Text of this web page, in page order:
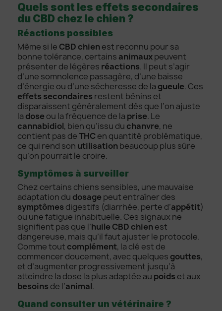
Quels sont les effets secondaires
du CBD chez le chien ?
Réactions possibles
Même si le CBD chienest reconnu pour sa
bonne tolérance, certains animauxpeuvent
présenter de légères réactions. Il peut s’agir
d’une somnolence passagère, d’une baisse
d’énergie ou d’une sécheresse de la gueule. Ces
effets secondaires restent bénins et
disparaissent généralement dès que l’on ajuste
la dose ou la fréquence de la prise. Le
cannabidiol, bien qu’issu du chanvre, ne
contient pas deTHCen quantité problématique,
ce qui rend son utilisationbeaucoup plus sûre
qu’on pourrait le croire.
Symptômes à surveiller
Chez certains chiens sensibles, une mauvaise
adaptation du dosage peut entraîner des
symptômes digestifs (diarrhée, perte d’appétit)
ou une fatigue inhabituelle. Ces signaux ne
signifient pas que l’huile CBD chienest
dangereuse, mais qu’il faut ajuster le protocole.
Comme tout complément, la clé est de
commencer doucement, avec quelques gouttes,
et d’augmenter progressivement jusqu’à
atteindre la dose la plus adaptée au poids et aux
besoins de l’animal.
Quand consulter un vétérinaire ?